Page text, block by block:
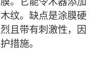
纹。缺点是涂膜硬
且带有刺激性，因
措施。